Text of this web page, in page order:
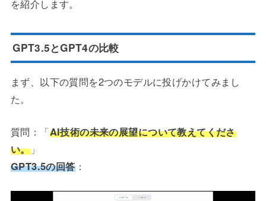
を紹介します。
GPT3.5とGPT4の比較
まず、以下の質問を2つのモデルに投げかけてみまし
た。
質問：「AI技術の未来の展望について教えてくださ
い。」
GPT3.5の回答：